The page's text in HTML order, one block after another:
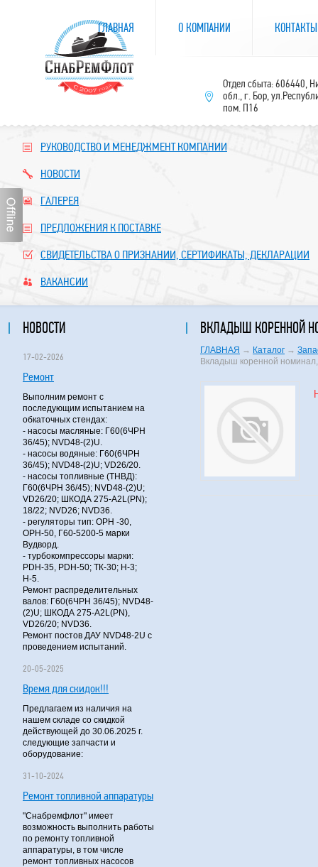
РУКОВОДСТВО И МЕНЕДЖМЕНТ КОМПАНИИ
НОВОСТИ
ГАЛЕРЕЯ
ПРЕДЛОЖЕНИЯ К ПОСТАВКЕ
СВИДЕТЕЛЬСТВА О ПРИЗНАНИИ, СЕРТИФИКАТЫ, ДЕКЛАРАЦИИ
ВАКАНСИИ
НОВОСТИ
17-02-2026
Ремонт
Выполним ремонт с
последующим испытанием на
обкаточных стендах:
- насосы масляные: Г60(6ЧРН
36/45); NVD48-(2)U.
- насосы водяные: Г60(6ЧРН
36/45); NVD48-(2)U; VD26/20.
- насосы топливные (ТНВД):
Г60(6ЧРН 36/45); NVD48-(2)U;
VD26/20; ШКОДА 275-A2L(PN);
18/22; NVD26; NVD36.
- регуляторы тип: ОРН -30,
ОРН-50, Г60-5200-5 марки
Вудворд.
- турбокомпрессоры марки:
PDH-35, PDH-50; ТК-30; Н-3;
Н-5.
Ремонт распределительных
валов: Г60(6ЧРН 36/45); NVD48-
(2)U; ШКОДА 275-A2L(PN),
VD26/20; NVD36.
Ремонт постов ДАУ NVD48-2U с
проведением испытаний.
20-05-2025
Время для скидок!!!
Предлагаем из наличия на
нашем складе со скидкой
действующей до 30.06.2025 г.
следующие запчасти и
оборудование:
31-10-2024
Ремонт топливной аппаратуры
"Снабремфлот" имеет
возможность выполнить работы
по ремонту топливной
аппаратуры, в том числе
ремонт топливных насосов
ВКЛАДЫШ КОРЕННОЙ
ГЛАВНАЯ → Каталог →
Вкладыш коренной
ГЛАВНАЯ О КОМПАНИИ КОНТАКТЫ
Отдел сбыта: 606440,
обл., г. Бор,
пом. П16